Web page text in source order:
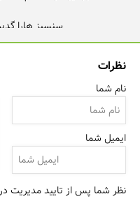
نظرات
نام شما
ایمیل شما
نظر شما پس از تایید مدیریت